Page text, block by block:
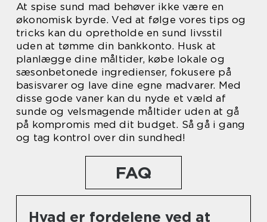
At spise sund mad behøver ikke være en
økonomisk byrde. Ved at følge vores tips og
tricks kan du opretholde en sund livsstil
uden at tømme din bankkonto. Husk at
planlægge dine måltider, købe lokale og
sæsonbetonede ingredienser, fokusere på
basisvarer og lave dine egne madvarer. Med
disse gode vaner kan du nyde et væld af
sunde og velsmagende måltider uden at gå
på kompromis med dit budget. Så gå i gang
og tag kontrol over din sundhed!
FAQ
Hvad er fordelene ved at